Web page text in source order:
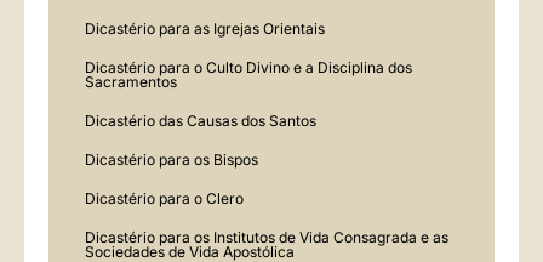
Dicastério para as Igrejas Orientais
Dicastério para o Culto Divino e a Disciplina dos
Sacramentos
Dicastério das Causas dos Santos
Dicastério para os Bispos
Dicastério para o Clero
Dicastério para os Institutos de Vida Consagrada e as
Sociedades de Vida Apostólica